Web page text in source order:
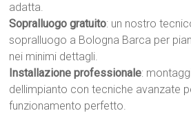
adatta.
Sopralluogo gratuito: un nostro
sopralluogo a Bologna Barca per
nei minimi dettagli.
Installazione professionale:
dellimpianto con tecniche avanzate
funzionamento perfetto.